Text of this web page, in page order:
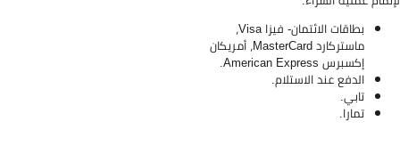
بطاقات الائتمان- فيزا Visa،
ماستركارد MasterCard، أمريكان
إكسبرس American Express.
الدفع عند الاستلام.
تابي.
تمارا.